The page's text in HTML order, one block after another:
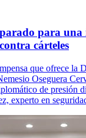
para una
cárteles
que ofrece la
Oseguera
de presión
experto en